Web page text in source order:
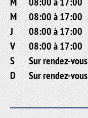
M
08:00 à 17:00
J
08:00 à 17:00
V
08:00 à 17:00
S
Sur rendez-vous
D
Sur rendez-vous